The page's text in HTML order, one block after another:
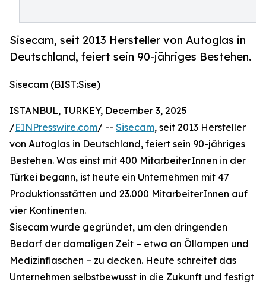
Sisecam, seit 2013 Hersteller von Autoglas in
Deutschland, feiert sein 90-jähriges Bestehen.
Sisecam (BIST:Sise)
ISTANBUL, TURKEY, December 3, 2025
/EINPresswire.com/ -- Sisecam, seit 2013 Hersteller
von Autoglas in Deutschland, feiert sein 90-jähriges
Bestehen. Was einst mit 400 MitarbeiterInnen in der
Türkei begann, ist heute ein Unternehmen mit 47
Produktionsstätten und 23.000 MitarbeiterInnen auf
vier Kontinenten.
Sisecam wurde gegründet, um den dringenden
Bedarf der damaligen Zeit – etwa an Öllampen und
Medizinflaschen – zu decken. Heute schreitet das
Unternehmen selbstbewusst in die Zukunft und festigt